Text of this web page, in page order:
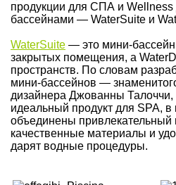
продукции для СПА и
бассейнами — WaterSuite и
WaterSuite — это мини-бассейн
закрытых помещения, а
пространств. По словам
мини-бассейнов —
дизайнера Джованны Талоччи,
идеальный продукт для SPA,
объединены
качественные материалы и
дарят водные процедуры.